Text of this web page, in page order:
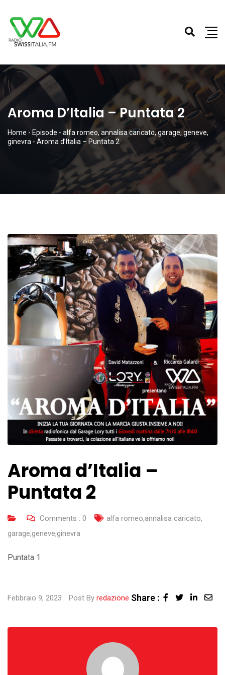
Aroma D’Italia – Puntata 2
Home - Episode - alfa romeo, annalisa caricato,garage, geneve,
ginevra - Aroma d’Italia – Puntata 2
Aroma d’Italia –
Puntata 2
Comments : 0 alfa romeo,annalisa caricato,
garage,geneve,ginevra
Puntata 1
Febbraio 9, 2023 Post By redazione Share :